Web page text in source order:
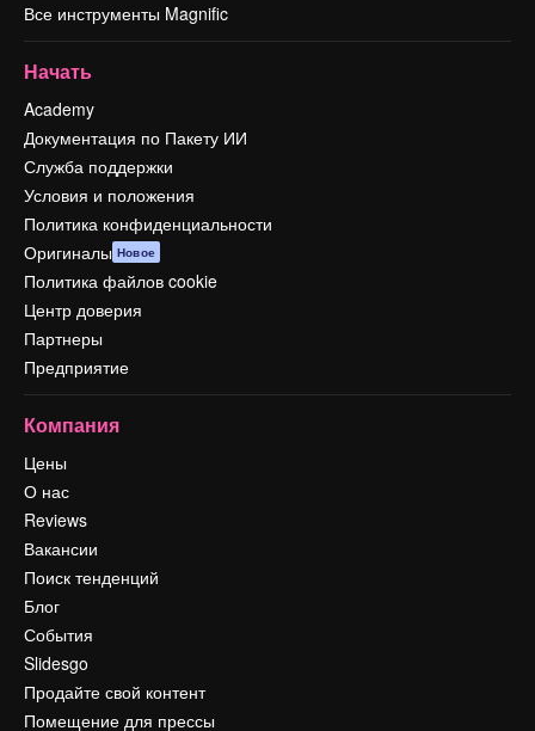
Все инструменты Magnific
Начать
Academy
Документация по Пакету ИИ
Служба поддержки
Условия и положения
Политика конфиденциальности
Оригиналы Новое
Политика файлов cookie
Центр доверия
Партнеры
Предприятие
Компания
Цены
О нас
Reviews
Вакансии
Поиск тенденций
Блог
События
Slidesgo
Продайте свой контент
Помещение для прессы